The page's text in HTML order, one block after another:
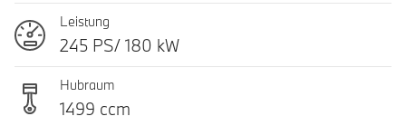
Leistung
245 PS/ 180 kW
Hubraum
1499 ccm